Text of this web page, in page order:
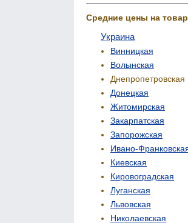
Средние цены на
Украина
Винницкая
Волынская
Днепропетровская
Донецкая
Житомирская
Закарпатская
Запорожская
Ивано-
Киевская
Кировоградская
Луганская
Львовская
Николаевская